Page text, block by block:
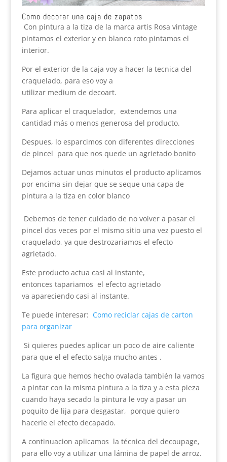
Como decorar una caja de zapatos
Con pintura a la tiza de la marca artis Rosa vintage
pintamos el exterior y en blanco roto pintamos el
interior.
Por el exterior de la caja voy a hacer la tecnica del
craquelado, para eso voy a
utilizar medium de decoart.
Para aplicar el craquelador, extendemos una
cantidad más o menos generosa del producto.
Despues, lo esparcimos con diferentes direcciones
de pincel para que nos quede un agrietado bonito
Dejamos actuar unos minutos el producto aplicamos
por encima sin dejar que se seque una capa de
pintura a la tiza en color blanco
Debemos de tener cuidado de no volver a pasar el
pincel dos veces por el mismo sitio una vez puesto el
craquelado, ya que destrozariamos el efecto
agrietado.
Este producto actua casi al instante,
entonces tapariamos el efecto agrietado
va apareciendo casi al instante.
Te puede interesar: Como reciclar cajas de carton
para organizar
Si quieres puedes aplicar un poco de aire caliente
para que el el efecto salga mucho antes .
La figura que hemos hecho ovalada también la vamos
a pintar con la misma pintura a la tiza y a esta pieza
cuando haya secado la pintura le voy a pasar un
poquito de lija para desgastar, porque quiero
hacerle el efecto decapado.
A continuacion aplicamos la técnica del decoupage,
para ello voy a utilizar una lámina de papel de arroz.